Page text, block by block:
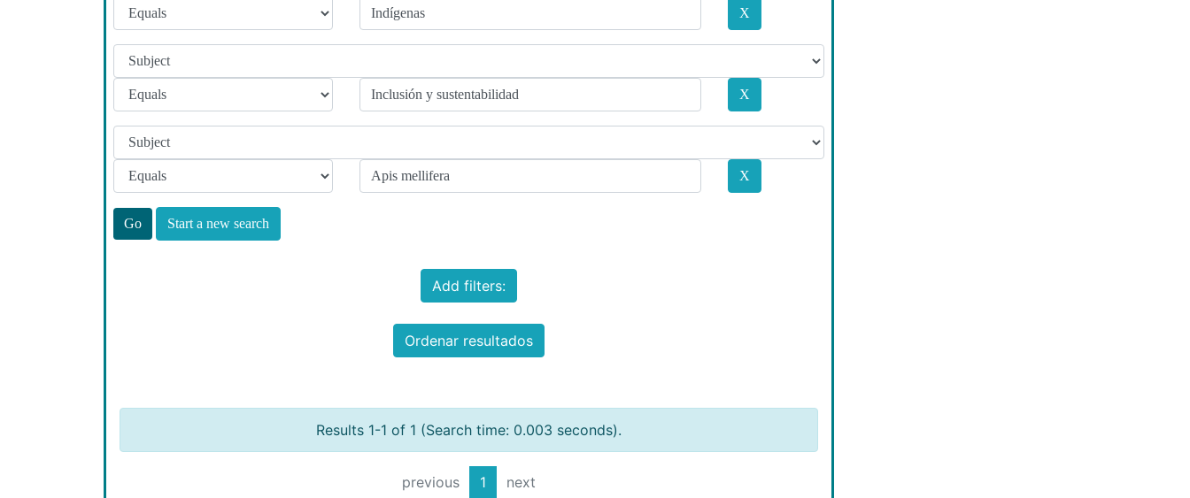
Start a new search
Add filters:
Ordenar resultados
Results 1-1 of 1 (Search time: 0.003 seconds).
previous 1 next